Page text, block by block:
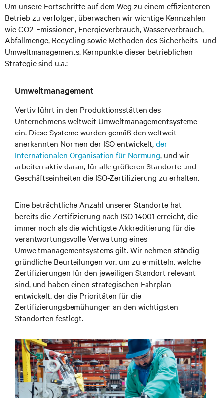
Um unsere Fortschritte auf dem Weg zu einem effizienteren
Betrieb zu verfolgen, überwachen wir wichtige Kennzahlen
wie CO2-Emissionen, Energieverbrauch, Wasserverbrauch,
Abfallmenge, Recycling sowie Methoden des Sicherheits- und
Umweltmanagements. Kernpunkte dieser betrieblichen
Strategie sind u.a.:
Umweltmanagement
Vertiv führt in den Produktionsstätten des
Unternehmens weltweit Umweltmanagementsysteme
ein. Diese Systeme wurden gemäß den weltweit
anerkannten Normen der ISO entwickelt,der
Internationalen Organisation für Normung, und wir
arbeiten aktiv daran, für alle größeren Standorte und
Geschäftseinheiten die ISO-Zertifizierung zu erhalten.
Eine beträchtliche Anzahl unserer Standorte hat
bereits die Zertifizierung nach ISO 14001 erreicht, die
immer noch als die wichtigste Akkreditierung für die
verantwortungsvolle Verwaltung eines
Umweltmanagementsystems gilt. Wir nehmen ständig
gründliche Beurteilungen vor, um zu ermitteln, welche
Zertifizierungen für den jeweiligen Standort relevant
sind, und haben einen strategischen Fahrplan
entwickelt, der die Prioritäten für die
Zertifizierungsbemühungen an den wichtigsten
Standorten festlegt.